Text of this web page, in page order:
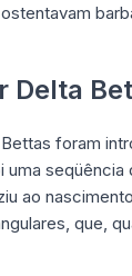
Delta
foram
uma
ao
que,